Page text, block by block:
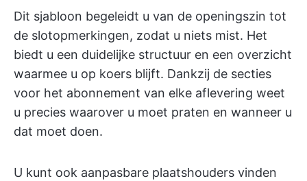
Dit sjabloon begeleidt u van de openingszin tot
de slotopmerkingen, zodat u niets mist. Het
biedt u een duidelijke structuur en een overzicht
waarmee u op koers blijft. Dankzij de secties
voor het abonnement van elke aflevering weet
u precies waarover u moet praten en wanneer u
dat moet doen.
U kunt ook aanpasbare plaatshouders vinden